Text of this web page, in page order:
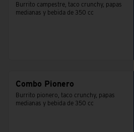
Burrito campestre, taco crunchy, papas
medianas y bebida de 350 cc
Combo Pionero
Burrito pionero, taco crunchy, papas
medianas y bebida de 350 cc